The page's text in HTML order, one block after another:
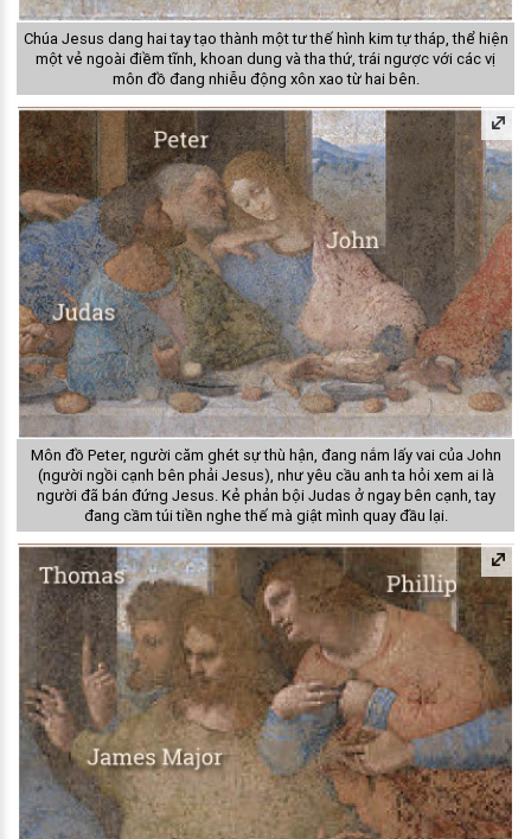
Chúa Jesus dang hai tay tạo thành một tư thế hình kim tự tháp, thể hiện
một vẻ ngoài điềm tĩnh, khoan dung và tha thứ, trái ngược với các vị
môn đồ đang nhiễu động xôn xao từ hai bên.
Môn đồ Peter, người căm ghét sự thù hận, đang nắm lấy vai của John
(người ngồi cạnh bên phải Jesus), như yêu cầu anh ta hỏi xem ai là
người đã bán đứng Jesus. Kẻ phản bội Judas ở ngay bên cạnh, tay
đang cầm túi tiền nghe thế mà giật mình quay đầu lại.